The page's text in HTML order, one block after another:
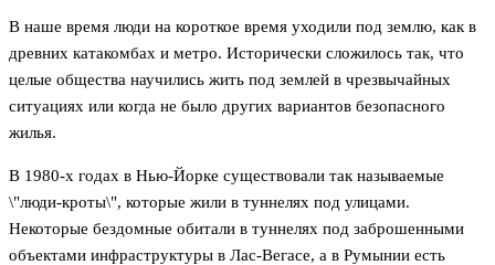
В наше время люди на короткое время уходили под землю, как в
древних катакомбах и метро. Исторически сложилось так, что
целые общества научились жить под землей в чрезвычайных
ситуациях или когда не было других вариантов безопасного
жилья.
В 1980-х годах в Нью-Йорке существовали так называемые
\"люди-кроты\", которые жили в туннелях под улицами.
Некоторые бездомные обитали в туннелях под заброшенными
объектами инфраструктуры в Лас-Вегасе, а в Румынии есть